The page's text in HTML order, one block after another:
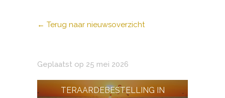
← Terug naar nieuwsoverzicht
Geplaatst op 25 mei 2026
TERAARDEBESTELLING IN